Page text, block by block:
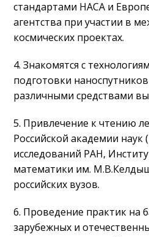
стандартами НАСА и
агентства при участии в
космических проектах.
4. Знакомятся с
подготовки наноспутников
различными средствами
5. Привлечение к чтению
Российской академии наук
исследований РАН,
математики им.
российских вузов.
6. Проведение практик на
зарубежных и